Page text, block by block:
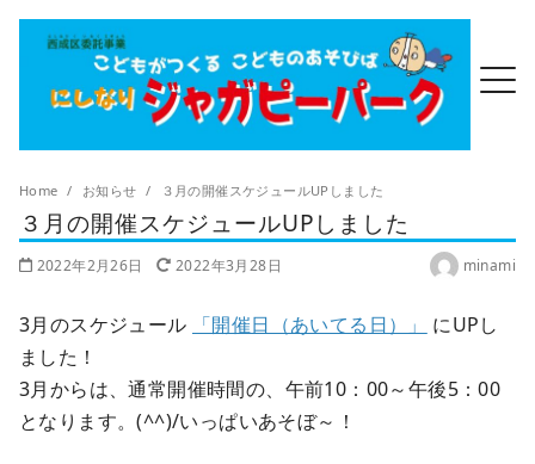
Home お知らせ ３月の開催スケジュールUPしました
３月の開催スケジュールUPしました
2022年2月26日 2022年3月28日 minami
3月のスケジュール 「開催日（あいてる日）」
にUPし
ました！
3月からは、通常開催時間の、午前10：00～午後5：00
となります。(^^)/いっぱいあそぼ～！